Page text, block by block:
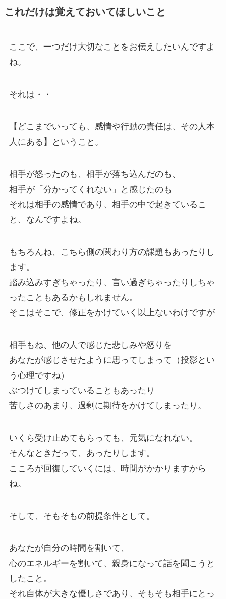
これだけは覚えておいてほしいこと
ここで、一つだけ大切なことをお伝えしたいんですよ
ね。
それは・・
【どこまでいっても、感情や行動の責任は、その人本
人にある】ということ。
相手が怒ったのも、相手が落ち込んだのも、
相手が「分かってくれない」と感じたのも
それは相手の感情であり、相手の中で起きているこ
と、なんですよね。
もちろんね、こちら側の関わり方の課題もあったりし
ます。
踏み込みすぎちゃったり、言い過ぎちゃったりしちゃ
ったこともあるかもしれません。
そこはそこで、修正をかけていく以上ないわけですが
相手もね、他の人で感じた悲しみや怒りを
あなたが感じさせたように思ってしまって（投影とい
う心理ですね）
ぶつけてしまっていることもあったり
苦しさのあまり、過剰に期待をかけてしまったり。
いくら受け止めてもらっても、元気になれない。
そんなときだって、あったりします。
こころが回復していくには、時間がかかりますから
ね。
そして、そもそもの前提条件として。
あなたが自分の時間を割いて、
心のエネルギーを割いて、親身になって話を聞こうと
したこと。
それ自体が大きな優しさであり、そもそも相手にとっ